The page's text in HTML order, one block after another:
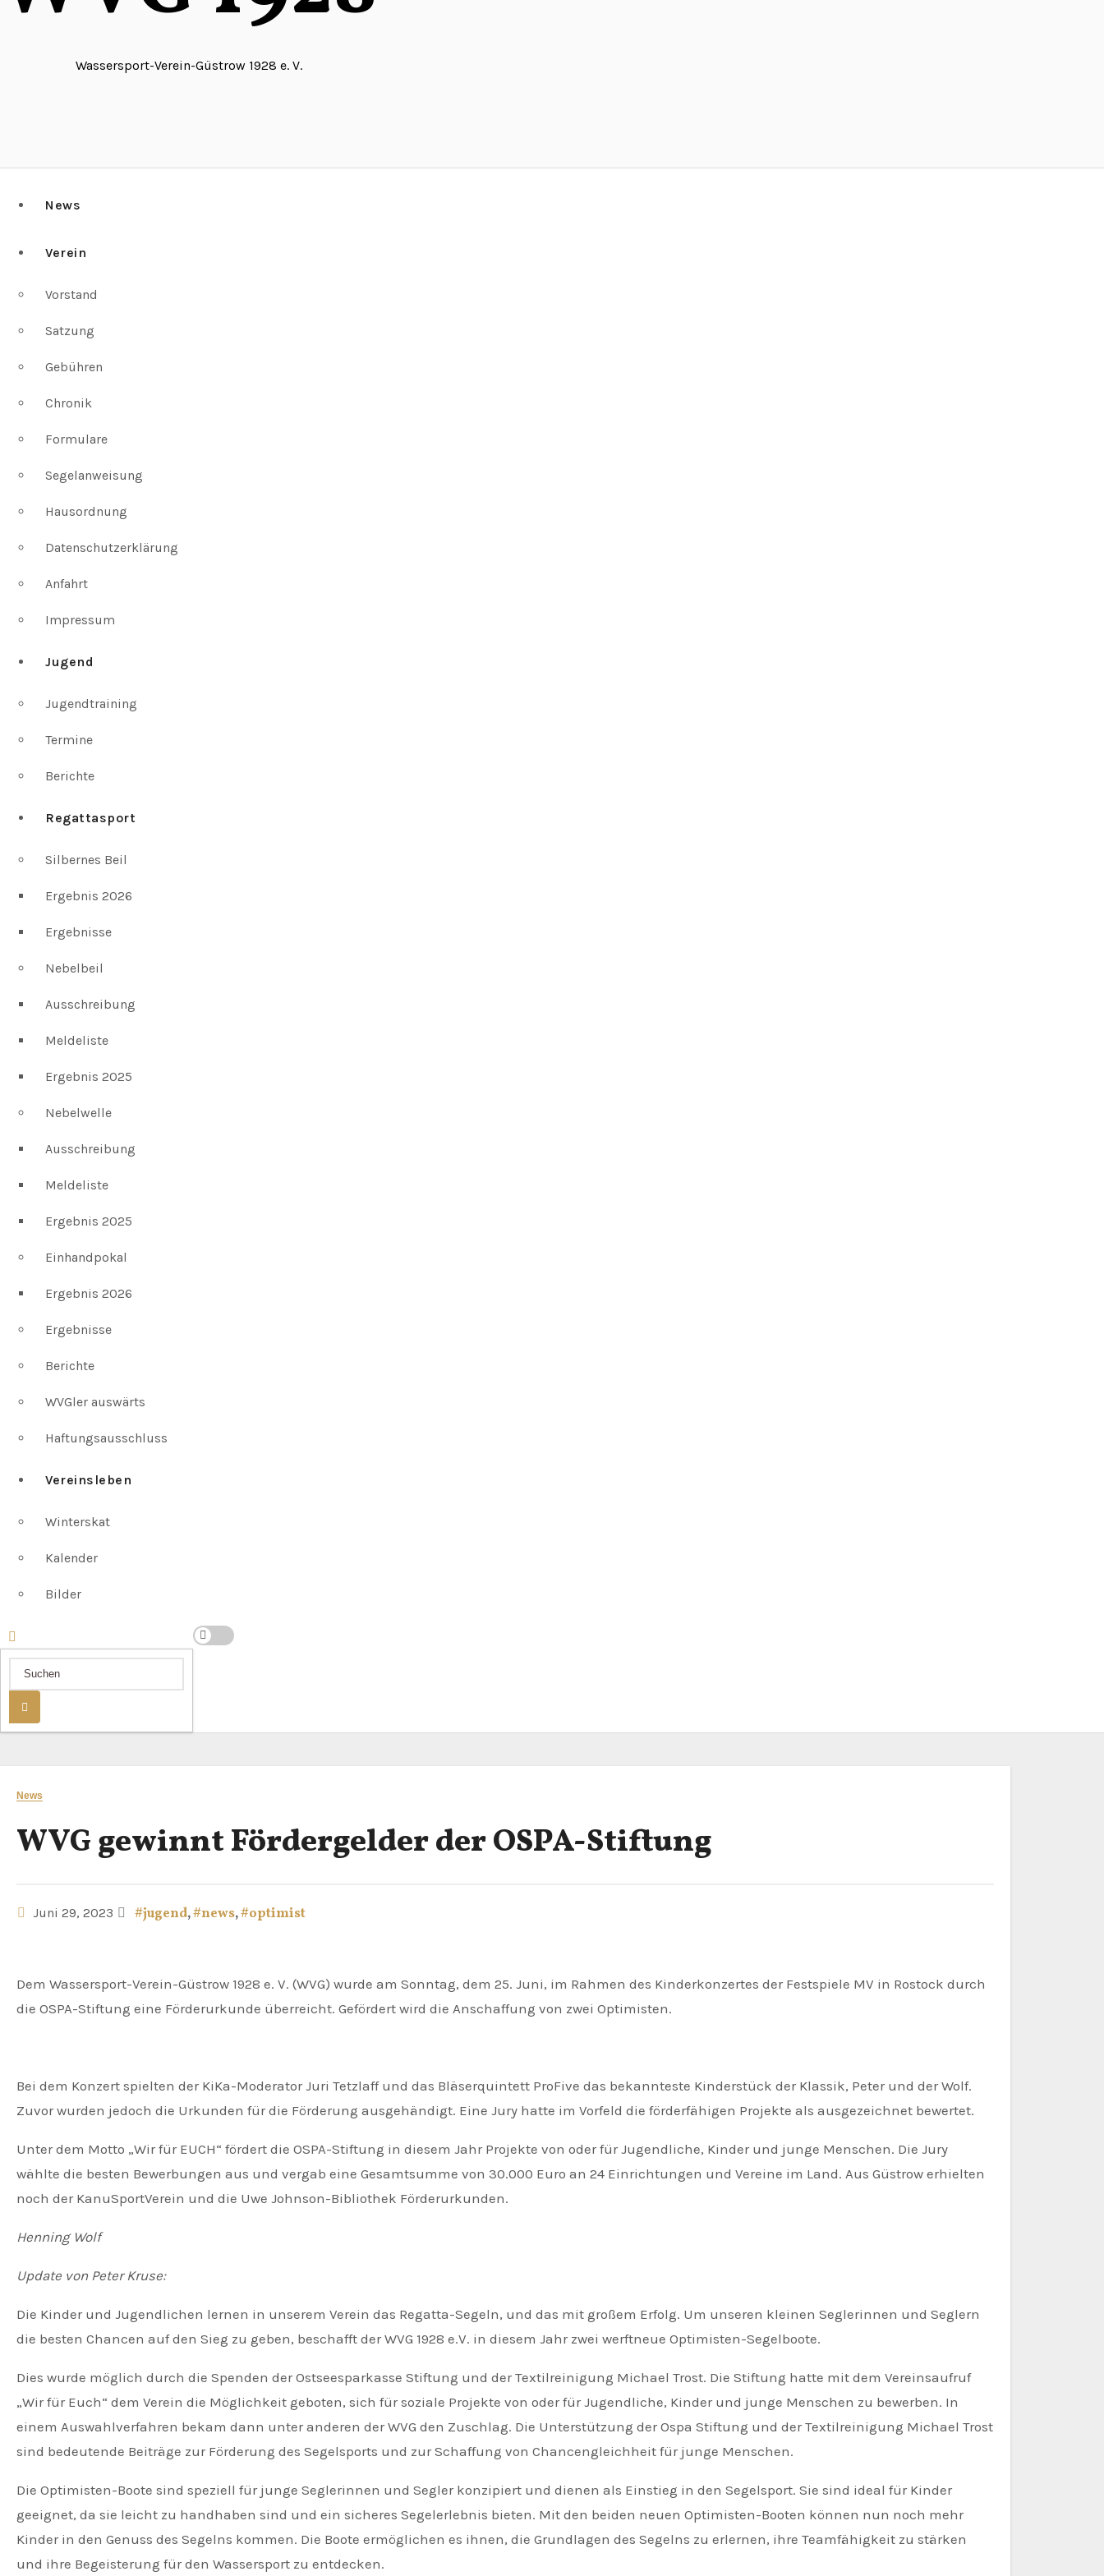
Wassersport-Verein-Güstrow 1928 e. V.
News
Verein
Vorstand
Satzung
Gebühren
Chronik
Formulare
Segelanweisung
Hausordnung
Datenschutzerklärung
Anfahrt
Impressum
Jugend
Jugendtraining
Termine
Berichte
Regattasport
Silbernes Beil
Ergebnis 2026
Ergebnisse
Nebelbeil
Ausschreibung
Meldeliste
Ergebnis 2025
Nebelwelle
Ausschreibung
Meldeliste
Ergebnis 2025
Einhandpokal
Ergebnis 2026
Ergebnisse
Berichte
WVGler auswärts
Haftungsausschluss
Vereinsleben
Winterskat
Kalender
Bilder
News
WVG gewinnt Fördergelder der OSPA-Stiftung
Juni 29, 2023 #jugend,#news,#optimist
Dem Wassersport-Verein-Güstrow 1928 e. V. (WVG) wurde am Sonntag, dem 25. Juni, im Rahmen des Kinderkonzertes der Festspiele MV in Rostock durch
die OSPA-Stiftung eine Förderurkunde überreicht. Gefördert wird die Anschaffung von zwei Optimisten.
Bei dem Konzert spielten der KiKa-Moderator Juri Tetzlaff und das Bläserquintett ProFive das bekannteste Kinderstück der Klassik, Peter und der Wolf.
Zuvor wurden jedoch die Urkunden für die Förderung ausgehändigt. Eine Jury hatte im Vorfeld die förderfähigen Projekte als ausgezeichnet bewertet.
Unter dem Motto „Wir für EUCH“ fördert die OSPA-Stiftung in diesem Jahr Projekte von oder für Jugendliche, Kinder und junge Menschen. Die Jury
wählte die besten Bewerbungen aus und vergab eine Gesamtsumme von 30.000 Euro an 24 Einrichtungen und Vereine im Land. Aus Güstrow erhielten
noch der KanuSportVerein und die Uwe Johnson-Bibliothek Förderurkunden.
Henning Wolf
Update von Peter Kruse:
Die Kinder und Jugendlichen lernen in unserem Verein das Regatta-Segeln, und das mit großem Erfolg. Um unseren kleinen Seglerinnen und Seglern
die besten Chancen auf den Sieg zu geben, beschafft der WVG 1928 e.V. in diesem Jahr zwei werftneue Optimisten-Segelboote.
Dies wurde möglich durch die Spenden der Ostseesparkasse Stiftung und der Textilreinigung Michael Trost. Die Stiftung hatte mit dem Vereinsaufruf
„Wir für Euch“ dem Verein die Möglichkeit geboten, sich für soziale Projekte von oder für Jugendliche, Kinder und junge Menschen zu bewerben. In
einem Auswahlverfahren bekam dann unter anderen der WVG den Zuschlag. Die Unterstützung der Ospa Stiftung und der Textilreinigung Michael Trost
sind bedeutende Beiträge zur Förderung des Segelsports und zur Schaffung von Chancengleichheit für junge Menschen.
Die Optimisten-Boote sind speziell für junge Seglerinnen und Segler konzipiert und dienen als Einstieg in den Segelsport. Sie sind ideal für Kinder
geeignet, da sie leicht zu handhaben sind und ein sicheres Segelerlebnis bieten. Mit den beiden neuen Optimisten-Booten können nun noch mehr
Kinder in den Genuss des Segelns kommen. Die Boote ermöglichen es ihnen, die Grundlagen des Segelns zu erlernen, ihre Teamfähigkeit zu stärken
und ihre Begeisterung für den Wassersport zu entdecken.